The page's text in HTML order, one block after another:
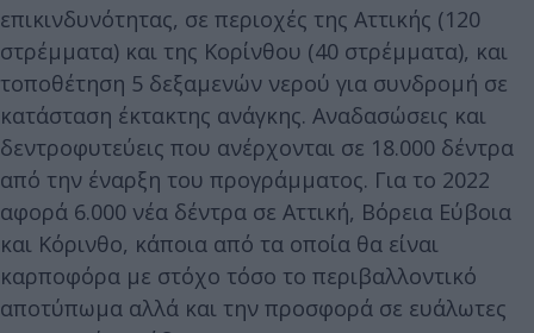
επικινδυνότητας, σε περιοχές της Αττικής (120
στρέμματα) και της Κορίνθου (40 στρέμματα), και
τοποθέτηση 5 δεξαμενών νερού για συνδρομή σε
κατάσταση έκτακτης ανάγκης. Αναδασώσεις και
δεντροφυτεύεις που ανέρχονται σε 18.000 δέντρα
από την έναρξη του προγράμματος. Για το 2022
αφορά 6.000 νέα δέντρα σε Αττική, Βόρεια Εύβοια
και Κόρινθο, κάποια από τα οποία θα είναι
καρποφόρα με στόχο τόσο το περιβαλλοντικό
αποτύπωμα αλλά και την προσφορά σε ευάλωτες